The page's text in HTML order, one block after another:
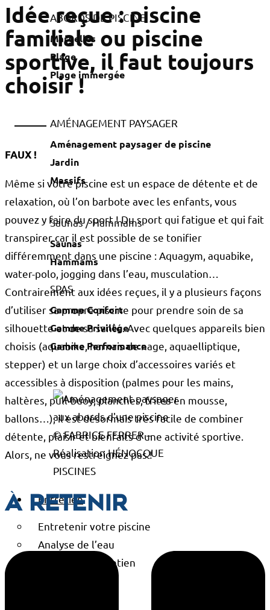
ABORDS DE PISCINE
Margelles
Plage
Plage immergée
AMÉNAGEMENT PAYSAGER
Aménagement paysager de piscine
Jardin
Massifs
Saunas / Hammams
Saunas
Hammams
SPAS
Gamme Confort
Gamme Privilège
Gamme Performance
© FABRICE FERRER –
Réalisation HÉNOCQUE
PISCINES
Entretien
Entretenir votre piscine
Analyse de l’eau
Contrats d’entretien
Idée reçue : piscine
familiale ou piscine
sportive, il faut toujours
choisir !
FAUX !
Même si votre piscine est un espace de détente et de
relaxation, où l’on barbote avec les enfants, vous
pouvez y faire du sport ! Du sport qui fatigue et qui fait
transpirer car il est possible de se tonifier
différemment dans une piscine : Aquagym, aquabike,
water-polo, jogging dans l’eau, musculation…
Contrairement aux idées reçues, il y a plusieurs façons
d’utiliser sa propre piscine pour prendre soin de sa
silhouette et de sa santé. Avec quelques appareils bien
choisis (aquabike, harnais de nage, aquaelliptique,
stepper) et un large choix d’accessoires variés et
accessibles à disposition (palmes pour les mains,
haltères, pull-buoy, planches, frites en mousse,
ballons…), il est désormais très facile de combiner
détente, plaisir et bienfaits d’une activité sportive.
Alors, ne vous restreignez pas !
À retenir